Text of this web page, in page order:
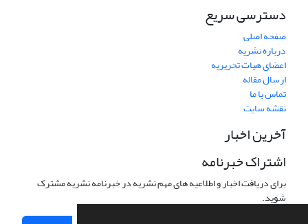
دسترسی سریع
صفحه اصلی
درباره نشریه
اعضای هیات تحریریه
ارسال مقاله
تماس با ما
نقشه سایت
آخرین اخبار
اشتراک خبرنامه
برای دریافت اخبار و اطلاعیه های مهم نشریه در خبرنامه نشریه مشترک
شوید.